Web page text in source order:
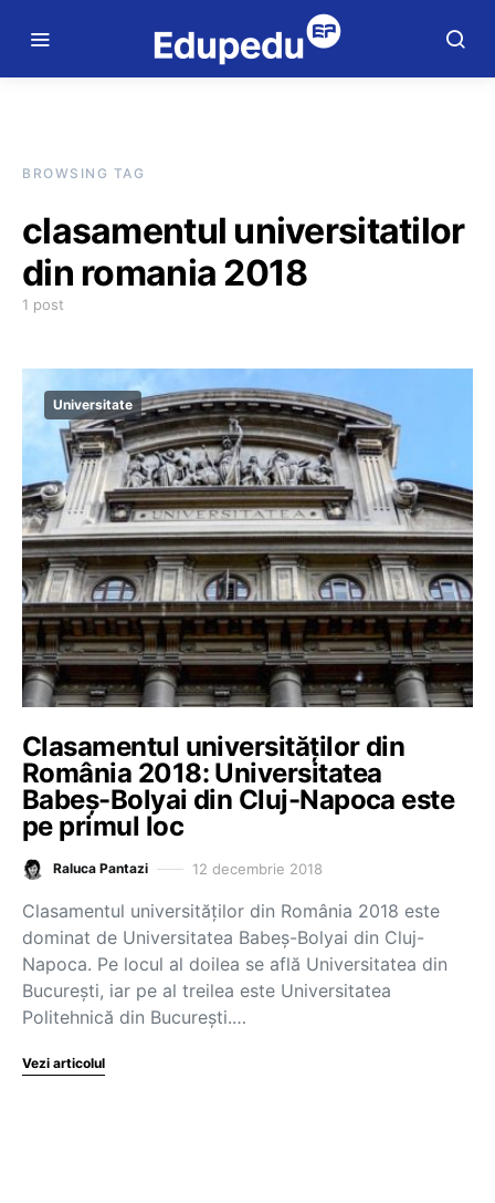
BROWSING TAG
clasamentul universitatilor
din romania 2018
1 post
Universitate
Clasamentul universităților din
România 2018: Universitatea
Babeș-Bolyai din Cluj-Napoca este
pe primul loc
Raluca Pantazi 12 decembrie 2018
Clasamentul universităților din România 2018 este
dominat de Universitatea Babeș-Bolyai din Cluj-
Napoca. Pe locul al doilea se află Universitatea din
București, iar pe al treilea este Universitatea
Politehnică din București.…
Vezi articolul